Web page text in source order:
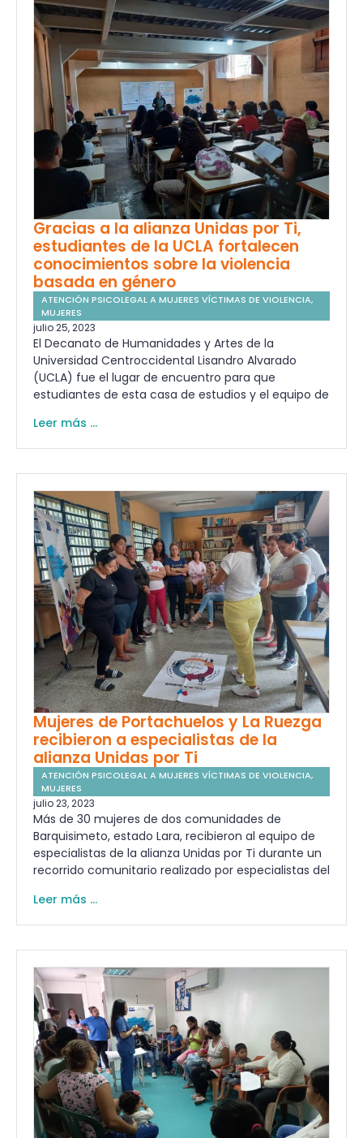
Gracias a la alianza Unidas por Ti,
estudiantes de la UCLA fortalecen
conocimientos sobre la violencia
basada en género
ATENCIÓN PSICOLEGAL A MUJERES VÍCTIMAS DE VIOLENCIA,
MUJERES
julio 25, 2023
El Decanato de Humanidades y Artes de la
Universidad Centroccidental Lisandro Alvarado
(UCLA) fue el lugar de encuentro para que
estudiantes de esta casa de estudios y el equipo de
Leer más ...
Mujeres de Portachuelos y La Ruezga
recibieron a especialistas de la
alianza Unidas por Ti
ATENCIÓN PSICOLEGAL A MUJERES VÍCTIMAS DE VIOLENCIA,
MUJERES
julio 23, 2023
Más de 30 mujeres de dos comunidades de
Barquisimeto, estado Lara, recibieron al equipo de
especialistas de la alianza Unidas por Ti durante un
recorrido comunitario realizado por especialistas del
Leer más ...